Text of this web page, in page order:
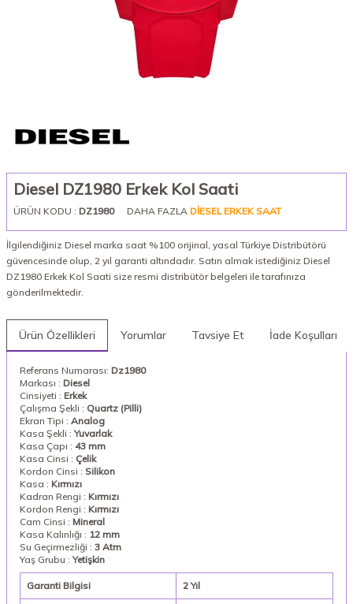
Diesel DZ1980 Erkek Kol Saati
ÜRÜN KODU : DZ1980 DAHA FAZLA DIESEL ERKEK SAAT
İlgilendiğiniz Diesel marka saat %100 orijinal, yasal Türkiye Distribütörü
güvencesinde olup, 2 yıl garanti altındadır. Satın almak istediğiniz Diesel
DZ1980 Erkek Kol Saati size resmi distribütör belgeleri ile tarafınıza
gönderilmektedir.
Ürün Özellikleri Yorumlar Tavsiye Et İade Koşulları
Referans Numarası: Dz1980
Markası : Diesel
Cinsiyeti : Erkek
Çalışma Şekli : Quartz (Pilli)
Ekran Tipi : Analog
Kasa Şekli :Yuvarlak
Kasa Çapı : 43 mm
Kasa Cinsi : Çelik
Kordon Cinsi : Silikon
Kasa : Kırmızı
Kadran Rengi : Kırmızı
Kordon Rengi : Kırmızı
Cam Cinsi : Mineral
Kasa Kalınlığı : 12 mm
Su Geçirmezliği : 3 Atm
Yaş Grubu :Yetişkin
Garanti Bilgisi 2 Yıl